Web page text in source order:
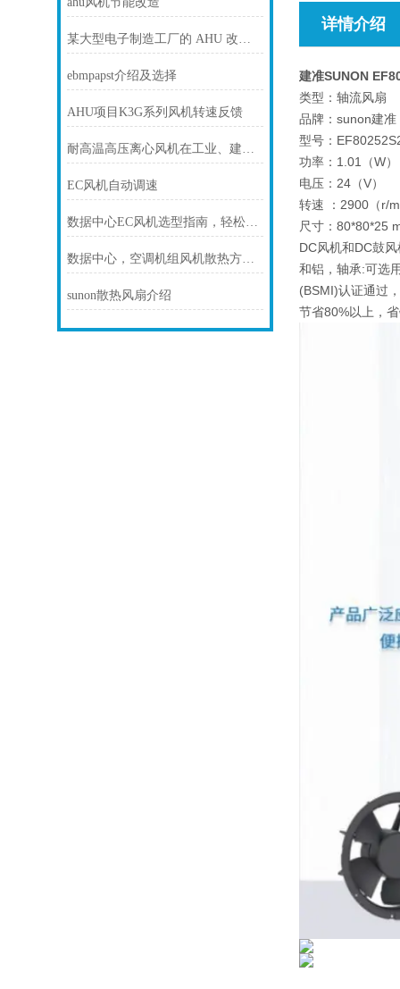
某大型电子制造工厂的 AHU 改造项目
ebmpapst介绍及选择
AHU项目K3G系列风机转速反馈
耐高温高压离心风机在工业、建筑、环境工程等领域中发挥着重要的作用
EC风机自动调速
数据中心EC风机选型指南，轻松降温更省电
数据中心，空调机组风机散热方案！
sunon散热风扇介绍
详情介绍
建准SUNON
类型：轴流风扇
品牌：sunon建准
型号：
功率：1.01（W）
电压：24（V）
转速 ：2900（r/
尺寸：80*80*25
DC风机和DC鼓
和铝，轴承:可选
(BSMI)认证通过
节省80%以上，